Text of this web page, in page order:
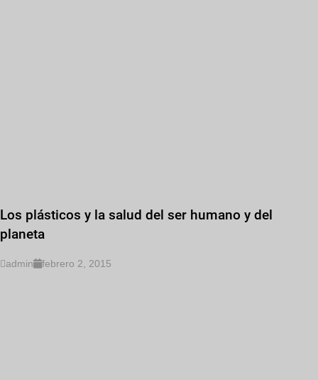
Los plásticos y la salud del ser humano y del
planeta
admin febrero 2, 2015